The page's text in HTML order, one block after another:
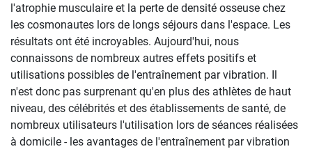
l'atrophie musculaire et la perte de densité osseuse chez
les cosmonautes lors de longs séjours dans l'espace. Les
résultats ont été incroyables. Aujourd'hui, nous
connaissons de nombreux autres effets positifs et
utilisations possibles de l'entraînement par vibration. Il
n'est donc pas surprenant qu'en plus des athlètes de haut
niveau, des célébrités et des établissements de santé, de
nombreux utilisateurs l'utilisation lors de séances réalisées
à domicile - les avantages de l'entraînement par vibration